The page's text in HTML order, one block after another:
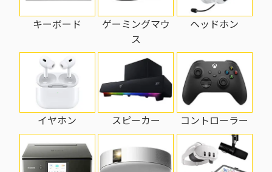
キーボード
ゲーミングマウ
ス
ヘッドホン
イヤホン スピーカー コントローラー